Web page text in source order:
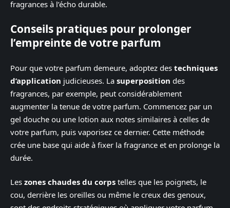
fragrances à l’écho durable.
Conseils pratiques pour prolonger
l’empreinte de votre parfum
Pour que votre parfum demeure, adoptez des techniques
d’application judicieuses. La superposition des
fragrances, par exemple, peut considérablement
augmenter la tenue de votre parfum. Commencez par un
gel douche ou une lotion aux notes similaires à celles de
votre parfum, puis vaporisez ce dernier. Cette méthode
crée une base qui aide à fixer la fragrance et en prolonge la
durée.
Les zones chaudes du corps telles que les poignets, le
cou, derrière les oreilles ou même le creux des genoux,